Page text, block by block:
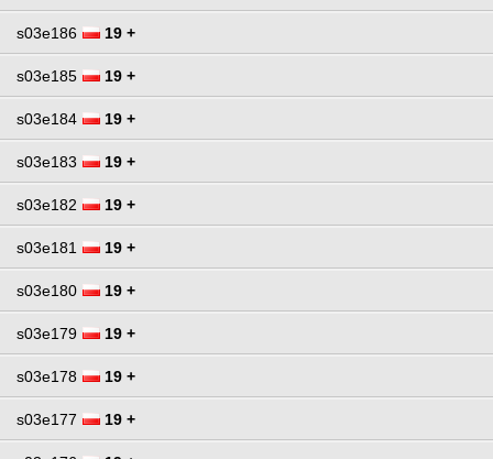
s03e186 19 +
s03e185 19 +
s03e184 19 +
s03e183 19 +
s03e182 19 +
s03e181 19 +
s03e180 19 +
s03e179 19 +
s03e178 19 +
s03e177 19 +